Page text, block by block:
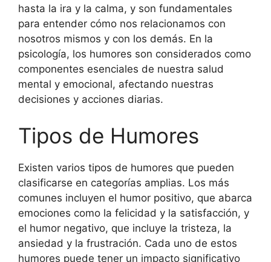
hasta la ira y la calma, y son fundamentales
para entender cómo nos relacionamos con
nosotros mismos y con los demás. En la
psicología, los humores son considerados como
componentes esenciales de nuestra salud
mental y emocional, afectando nuestras
decisiones y acciones diarias.
Tipos de Humores
Existen varios tipos de humores que pueden
clasificarse en categorías amplias. Los más
comunes incluyen el humor positivo, que abarca
emociones como la felicidad y la satisfacción, y
el humor negativo, que incluye la tristeza, la
ansiedad y la frustración. Cada uno de estos
humores puede tener un impacto significativo